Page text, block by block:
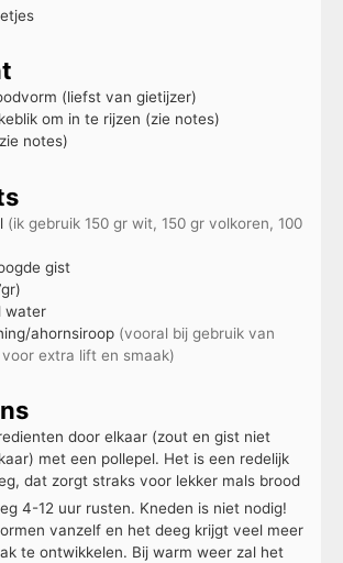
(liefst van gietijzer)
om in te rijzen (zie notes)
notes)
(ik gebruik 150 gr wit, 150 gr volkoren, 100
gist
water
ahornsiroop (vooral bij gebruik van
extra lift en smaak)
door elkaar (zout en gist niet
met een pollepel. Het is een redelijk
dat zorgt straks voor lekker mals brood
4-12 uur rusten. Kneden is niet nodig!
vanzelf en het deeg krijgt veel meer
te ontwikkelen. Bij warm weer zal het